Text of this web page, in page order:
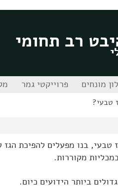
רב תחומי
מונחים פרוייקטי גמר
טבעי?
טבעי, בנו מפעלים להפיכת הגז
מקוררות.
ביותר הידועים כיום.